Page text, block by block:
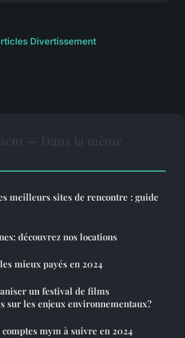
Divertissement
meilleurs sites de rencontre : guide
découvrez nos locations
mieux payés en 2024
un festival de films
sur les enjeux environnementaux?
mym à suivre en 2024